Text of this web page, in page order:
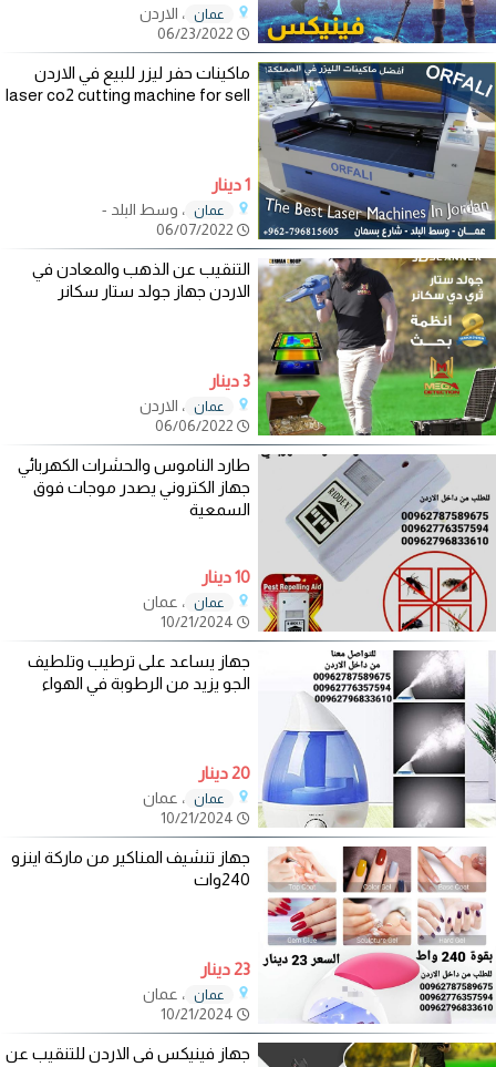
عمان ، الاردن
ماكينات حفر ليزر للبيع في الاردن
laser co2 cutting machine for sell
1 دينار
عمان ، وسط البلد -
التنقيب عن الذهب والمعادن في
الاردن جهاز جولد ستار سكانر
3 دينار
عمان ، الاردن
طارد الناموس والحشرات الكهربائي
جهاز الكتروني يصدر موجات فوق
السمعية
10 دينار
عمان ، عمان
جهاز يساعد على ترطيب وتلطيف
الجو يزيد من الرطوبة في الهواء
20 دينار
عمان ، عمان
جهاز تنشيف المناكير من ماركة اينزو
240وات
23 دينار
عمان ، عمان
جهاز فينيكس فى الاردن للتنقيب عن